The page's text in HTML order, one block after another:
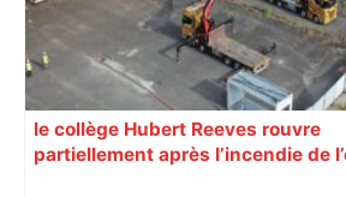
le collège Hubert Reeves rouvre
partiellement après l’incendie de